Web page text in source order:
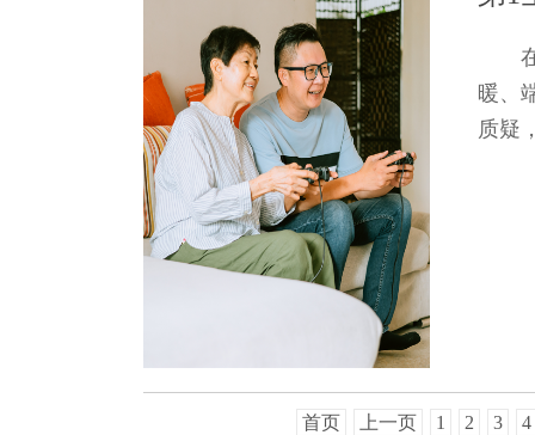
暖、
质疑
首页 上一页 1 2 3
4